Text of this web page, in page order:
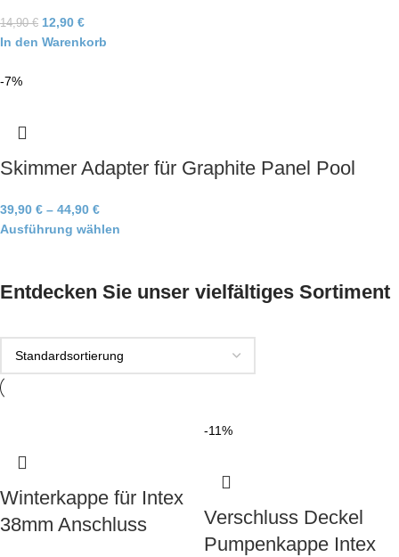
14,90€ 12,90 €
In den Warenkorb
-7%
Skimmer Adapter für Graphite Panel Pool
39,90 € – 44,90 €
Ausführung wählen
Entdecken Sie unser vielfältiges Sortiment
Winterkappe für Intex
38mm Anschluss
-11%
Verschluss Deckel
Pumpenkappe Intex